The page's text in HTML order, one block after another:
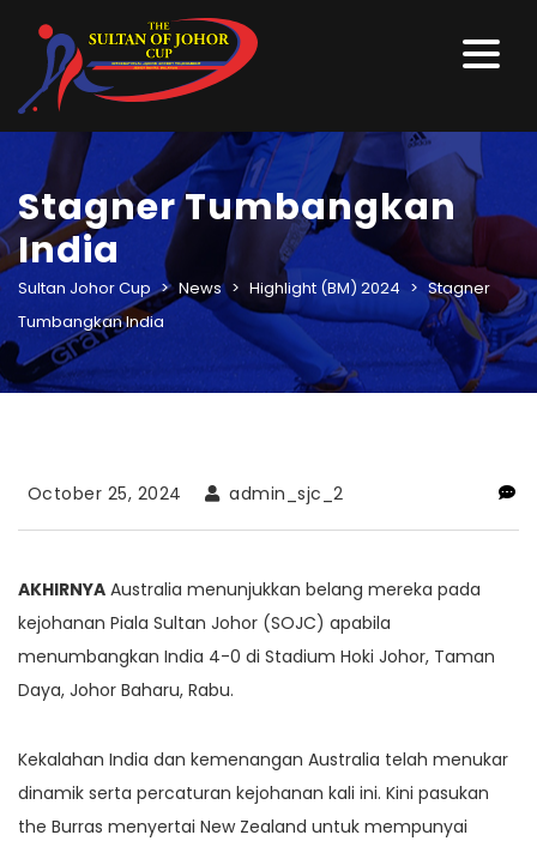
Stagner Tumbangkan
India
Sultan Johor Cup > News > Highlight (BM) 2024 > Stagner
Tumbangkan India
October 25, 2024 admin_sjc_2
AKHIRNYA Australia menunjukkan belang mereka pada
kejohanan Piala Sultan Johor (SOJC) apabila
menumbangkan India 4-0 di Stadium Hoki Johor, Taman
Daya, Johor Baharu, Rabu.
Kekalahan India dan kemenangan Australia telah menukar
dinamik serta percaturan kejohanan kali ini. Kini pasukan
the Burras menyertai New Zealand untuk mempunyai